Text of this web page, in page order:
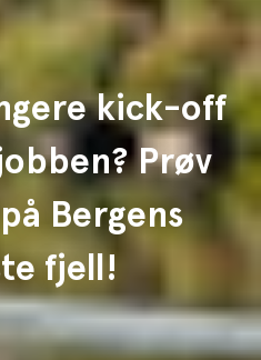
kick-off
Prøv
Bergens
fjell!